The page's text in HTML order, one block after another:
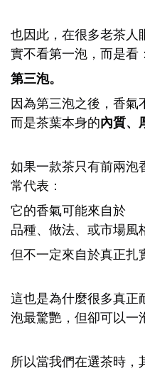
也因此，在很多老茶人
實不看第一泡，而是看：
第三泡。
因為第三泡之後，香氣
而是茶葉本身的內質、
如果一款茶只有前兩泡
常代表：
它的香氣可能來自於
品種、做法、或市場風
但不一定來自於真正扎
這也是為什麼很多真正
泡最驚艷，但卻可以一
所以當我們在選茶時，